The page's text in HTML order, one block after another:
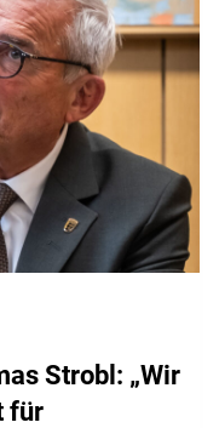
Strobl: „Wir
für